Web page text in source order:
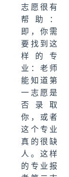
志愿很有
帮助：
即，你需
要找到这
样的专
业：老师
能知道第
一志愿是
否录取
你，或者
这个专业
真的很缺
人。这样
的专业报